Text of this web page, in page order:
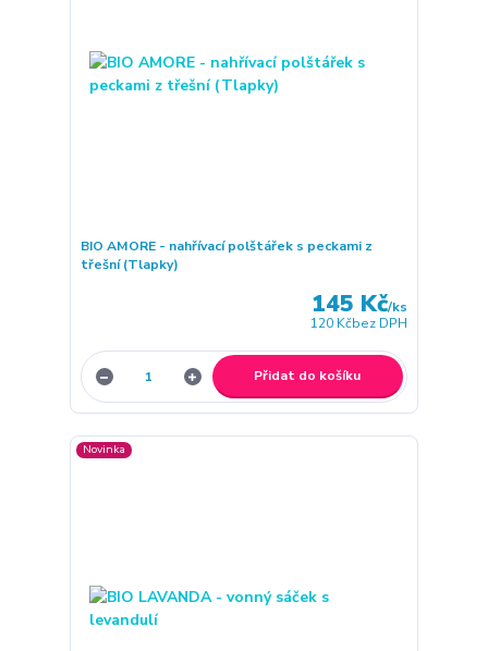
BIO AMORE - nahřívací polštářek s peckami z
třešní (Tlapky)
145 Kč/ks
120 Kčbez DPH
Přidat do košíku
Novinka